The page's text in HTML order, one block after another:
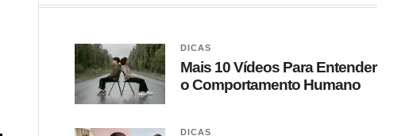
DICAS
Mais 10 Vídeos Para Entender
o Comportamento Humano
DICAS